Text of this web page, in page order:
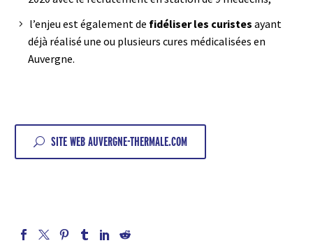
l’enjeu est également de fidéliser les curistes ayant
déjà réalisé une ou plusieurscures médicalisées en
Auvergne.
U SITE WEB AUVERGNE-THERMALE.COM